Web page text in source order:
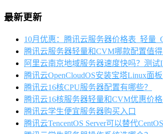
最新更新
10月优惠：腾讯云服务器价格表_轻量
腾讯云服务器轻量和CVM哪款配置值得
阿里云南京地域服务器速度快吗？测试
腾讯云OpenCloudOS安装宝塔Linux面
腾讯云16核CPU服务器配置有哪些？
腾讯云16核服务器轻量和CVM优惠价
腾讯云学生便宜服务器购买入口
腾讯云TencentOS Server可以替代